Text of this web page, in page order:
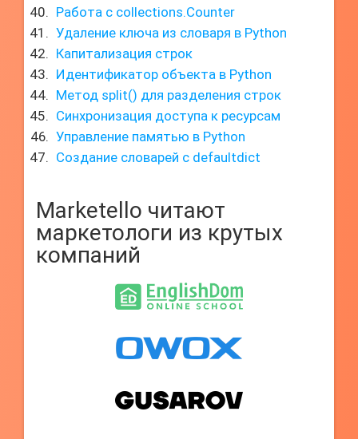
Работа с collections.Counter
Удаление ключа из словаря в Python
Капитализация строк
Идентификатор объекта в Python
Метод split() для разделения строк
Синхронизация доступа к ресурсам
Управление памятью в Python
Создание словарей с defaultdict
Marketello читают
маркетологи из крутых
компаний